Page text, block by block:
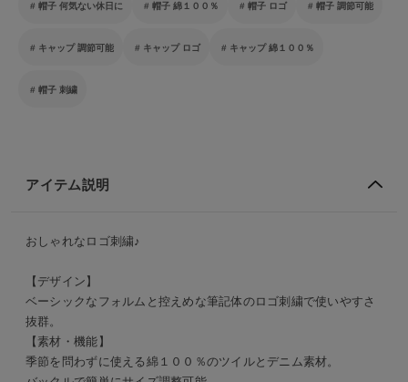
帽子 何気ない休日に 帽子 綿１００％ 帽子 ロゴ 帽子 調節可能
キャップ 調節可能 キャップ ロゴ キャップ 綿１００％
帽子 刺繍
アイテム説明
おしゃれなロゴ刺繍♪
【デザイン】
ベーシックなフォルムと控えめな筆記体のロゴ刺繍で使いやすさ
抜群。
【素材・機能】
季節を問わずに使える綿１００％のツイルとデニム素材。